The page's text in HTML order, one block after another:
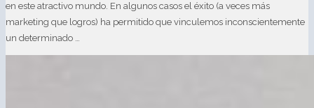
en este atractivo mundo. En algunos casos el éxito (a veces más
marketing que logros) ha permitido que vinculemos inconscientemente
un determinado …